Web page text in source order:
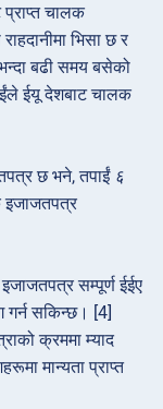
चालक
भिसा छ र
बढी समय बसेको
ईयू देशबाट चालक
छ भने, तपाईं ६
इजाजतपत्र
सम्पूर्ण ईईए
गर्न सकिन्छ। [4]
क्रममा म्याद
मान्यता प्राप्त